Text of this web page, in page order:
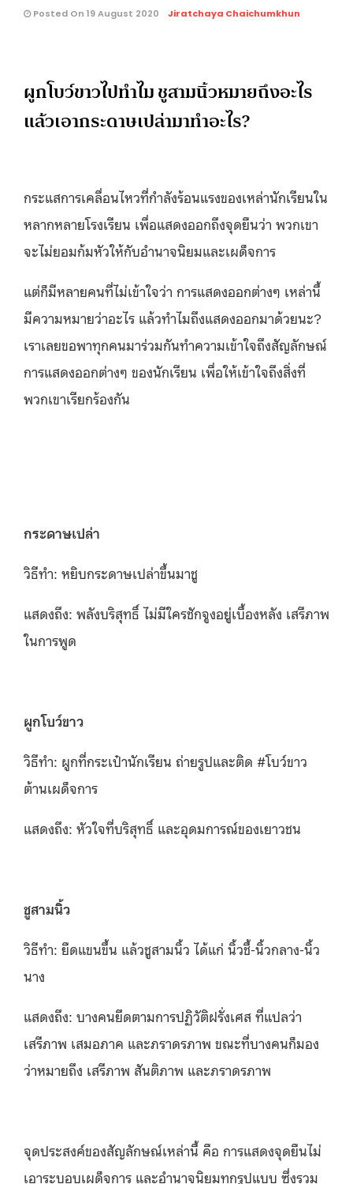
Posted On 19 August 2020 Jiratchaya Chaichumkhun
ผูกโบว์ขาวไปทำไม ชูสามนิ้วหมายถึงอะไร
แล้วเอากระดาษเปล่ามาทำอะไร?
กระแสการเคลื่อนไหวที่กำลังร้อนแรงของเหล่านักเรียนใน
หลากหลายโรงเรียน เพื่อแสดงออกถึงจุดยืนว่า พวกเขา
จะไม่ยอมก้มหัวให้กับอำนาจนิยมและเผด็จการ
แต่ก็มีหลายคนที่ไม่เข้าใจว่า การแสดงออกต่างๆ เหล่านี้
มีความหมายว่าอะไร แล้วทำไมถึงแสดงออกมาด้วยนะ?
เราเลยขอพาทุกคนมาร่วมกันทำความเข้าใจถึงสัญลักษณ์
การแสดงออกต่างๆ ของนักเรียน เพื่อให้เข้าใจถึงสิ่งที่
พวกเขาเรียกร้องกัน
กระดาษเปล่า
วิธีทำ: หยิบกระดาษเปล่าขึ้นมาชู
แสดงถึง: พลังบริสุทธิ์ ไม่มีใครชักจูงอยู่เบื้องหลัง เสรีภาพ
ในการพูด
ผูกโบว์ขาว
วิธีทำ: ผูกที่กระเป๋านักเรียน ถ่ายรูปและติด #โบว์ขาว
ต้านเผด็จการ
แสดงถึง: หัวใจที่บริสุทธิ์ และอุดมการณ์ของเยาวชน
ชูสามนิ้ว
วิธีทำ: ยืดแขนขึ้น แล้วชูสามนิ้ว ได้แก่ นิ้วชี้-นิ้วกลาง-นิ้ว
นาง
แสดงถึง: บางคนยึดตามการปฏิวัติฝรั่งเศส ที่แปลว่า
เสรีภาพ เสมอภาค และภราดรภาพ ขณะที่บางคนก็มอง
ว่าหมายถึง เสรีภาพ สันติภาพ และภราดรภาพ
จุดประสงค์ของสัญลักษณ์เหล่านี้ คือ การแสดงจุดยืนไม่
เอาระบอบเผด็จการ และอำนาจนิยมทุกรูปแบบ ซึ่งรวม